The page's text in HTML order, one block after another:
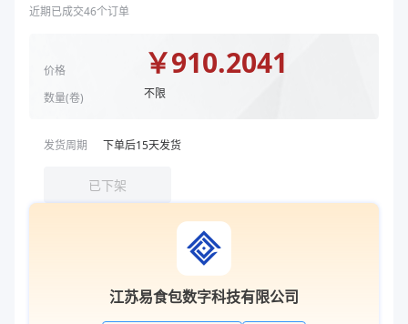
近期已成交46个订单
价格
数量(卷)
￥910.2041
不限
发货周期 下单后15天发货
已下架
江苏易食包数字科技有限公司